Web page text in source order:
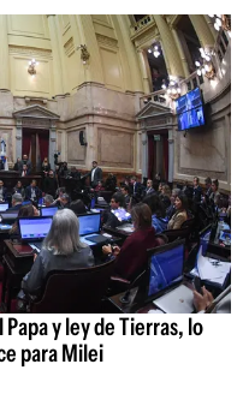
y ley de Tierras, lo
para Milei